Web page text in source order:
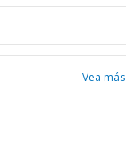
Vea más